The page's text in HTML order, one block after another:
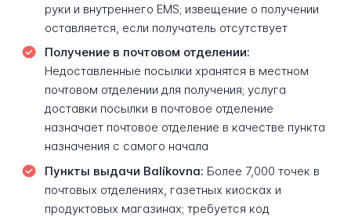
руки и внутреннего EMS; извещение о получении
оставляется, если получатель отсутствует
Получение в почтовом отделении:
Недоставленные посылки хранятся в местном
почтовом отделении для получения; услуга
доставки посылки в почтовое отделение
назначает почтовое отделение в качестве пункта
назначения с самого начала
Пункты выдачи Balíkovna: Более 7,000 точек в
почтовых отделениях, газетных киосках и
продуктовых магазинах; требуется код